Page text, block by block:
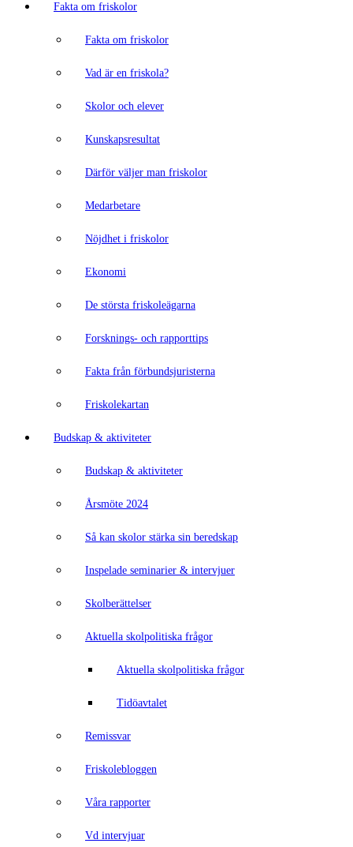
Fakta om friskolor
Fakta om friskolor
Vad är en friskola?
Skolor och elever
Kunskapsresultat
Därför väljer man friskolor
Medarbetare
Nöjdhet i friskolor
Ekonomi
De största friskoleägarna
Forsknings- och rapporttips
Fakta från förbundsjuristerna
Friskolekartan
Budskap & aktiviteter
Budskap & aktiviteter
Årsmöte 2024
Så kan skolor stärka sin beredskap
Inspelade seminarier & intervjuer
Skolberättelser
Aktuella skolpolitiska frågor
Aktuella skolpolitiska frågor
Tidöavtalet
Remissvar
Friskolebloggen
Våra rapporter
Vd intervjuar